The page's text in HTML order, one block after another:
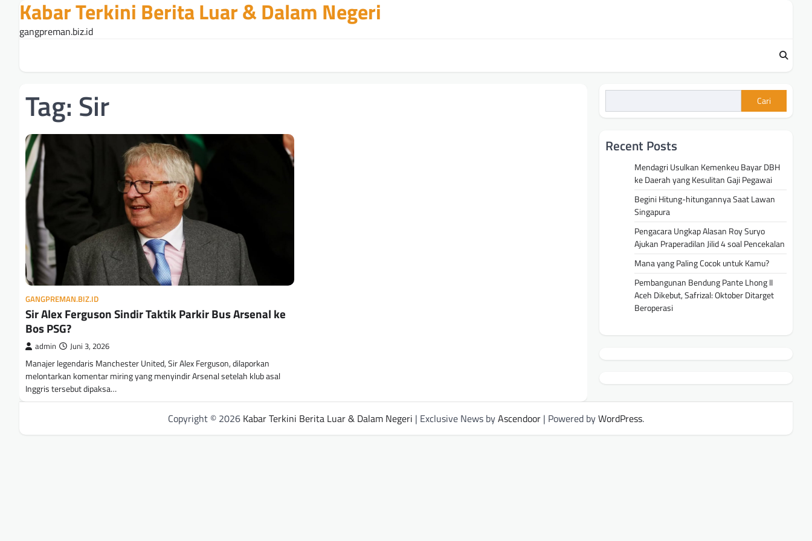
content
Kabar Terkini Berita Luar & Dalam Negeri
gangpreman.biz.id
Tag: Sir
GANGPREMAN.BIZ.ID
Sir Alex Ferguson Sindir Taktik Parkir Bus Arsenal ke
Bos PSG?
admin Juni 3, 2026
Manajer legendaris Manchester United, Sir Alex Ferguson, dilaporkan
melontarkan komentar miring yang menyindir Arsenal setelah klub asal
Inggris tersebut dipaksa…
Cari
Recent Posts
Mendagri Usulkan Kemenkeu Bayar DBH
ke Daerah yang Kesulitan Gaji Pegawai
Begini Hitung-hitungannya Saat Lawan
Singapura
Pengacara Ungkap Alasan Roy Suryo
Ajukan Praperadilan Jilid 4 soal Pencekalan
Mana yang Paling Cocok untuk Kamu?
Pembangunan Bendung Pante Lhong II
Aceh Dikebut, Safrizal: Oktober Ditarget
Beroperasi
Copyright © 2026 Kabar Terkini Berita Luar & Dalam Negeri | Exclusive News byAscendoor | Powered byWordPress.